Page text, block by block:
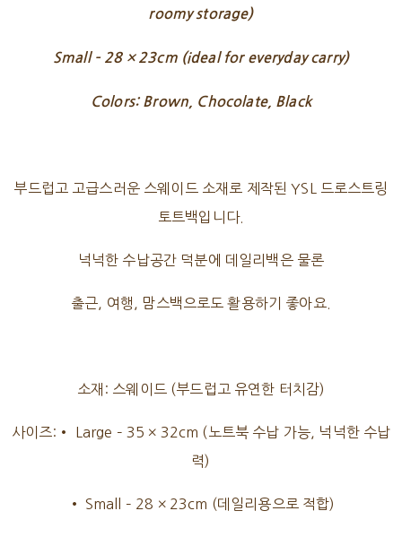
roomy storage)
Small – 28 × 23cm (ideal for everyday carry)
Colors: Brown, Chocolate, Black
부드럽고 고급스러운 스웨이드 소재로 제작된 YSL 드로스트링
토트백입니다.
넉넉한 수납공간 덕분에 데일리백은 물론
출근, 여행, 맘스백으로도 활용하기 좋아요.
소재: 스웨이드 (부드럽고 유연한 터치감)
사이즈:• Large – 35 × 32cm (노트북 수납 가능, 넉넉한 수납
력)
• Small – 28 × 23cm (데일리용으로 적합)